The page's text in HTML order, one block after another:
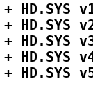
+
+
+
+
+